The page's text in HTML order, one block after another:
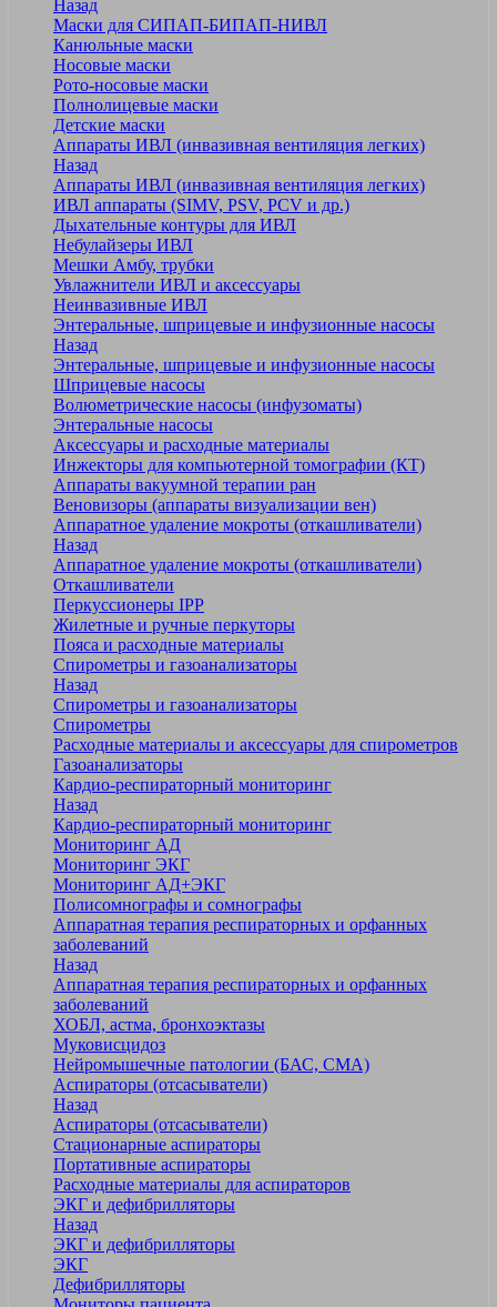
Назад
Маски для СИПАП-БИПАП-НИВЛ
Канюльные маски
Носовые маски
Рото-носовые маски
Полнолицевые маски
Детские маски
Аппараты ИВЛ (инвазивная вентиляция легких)
Назад
Аппараты ИВЛ (инвазивная вентиляция легких)
ИВЛ аппараты (SIMV, PSV, PCV и др.)
Дыхательные контуры для ИВЛ
Небулайзеры ИВЛ
Мешки Амбу, трубки
Увлажнители ИВЛ и аксессуары
Неинвазивные ИВЛ
Энтеральные, шприцевые и инфузионные насосы
Назад
Энтеральные, шприцевые и инфузионные насосы
Шприцевые насосы
Волюметрические насосы (инфузоматы)
Энтеральные насосы
Аксессуары и расходные материалы
Инжекторы для компьютерной томографии (КТ)
Аппараты вакуумной терапии ран
Веновизоры (аппараты визуализации вен)
Аппаратное удаление мокроты (откашливатели)
Назад
Аппаратное удаление мокроты (откашливатели)
Откашливатели
Перкуссионеры IPP
Жилетные и ручные перкуторы
Пояса и расходные материалы
Спирометры и газоанализаторы
Назад
Спирометры и газоанализаторы
Спирометры
Расходные материалы и аксессуары для спирометров
Газоанализаторы
Кардио-респираторный мониторинг
Назад
Кардио-респираторный мониторинг
Мониторинг АД
Мониторинг ЭКГ
Мониторинг АД+ЭКГ
Полисомнографы и сомнографы
Аппаратная терапия респираторных и орфанных
заболеваний
Назад
Аппаратная терапия респираторных и орфанных
заболеваний
ХОБЛ, астма, бронхоэктазы
Муковисцидоз
Нейромышечные патологии (БАС, СМА)
Аспираторы (отсасыватели)
Назад
Аспираторы (отсасыватели)
Стационарные аспираторы
Портативные аспираторы
Расходные материалы для аспираторов
ЭКГ и дефибрилляторы
Назад
ЭКГ и дефибрилляторы
ЭКГ
Дефибрилляторы